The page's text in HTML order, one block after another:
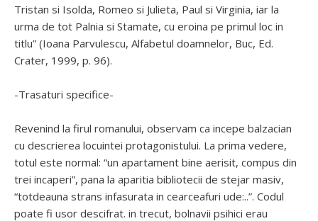
Tristan si Isolda, Romeo si Julieta, Paul si Virginia, iar la
urma de tot Palnia si Stamate, cu eroina pe primul loc in
titlu” (Ioana Parvulescu, Alfabetul doamnelor, Buc, Ed.
Crater, 1999, p. 96).
-Trasaturi specifice-
Revenind la firul romanului, observam ca incepe balzacian
cu descrierea locuintei protagonistului. La prima vedere,
totul este normal: “un apartament bine aerisit, compus din
trei incaperi”, pana la aparitia bibliotecii de stejar masiv,
“totdeauna strans infasurata in cearceafuri ude:..”. Codul
poate fi usor descifrat. in trecut, bolnavii psihici erau